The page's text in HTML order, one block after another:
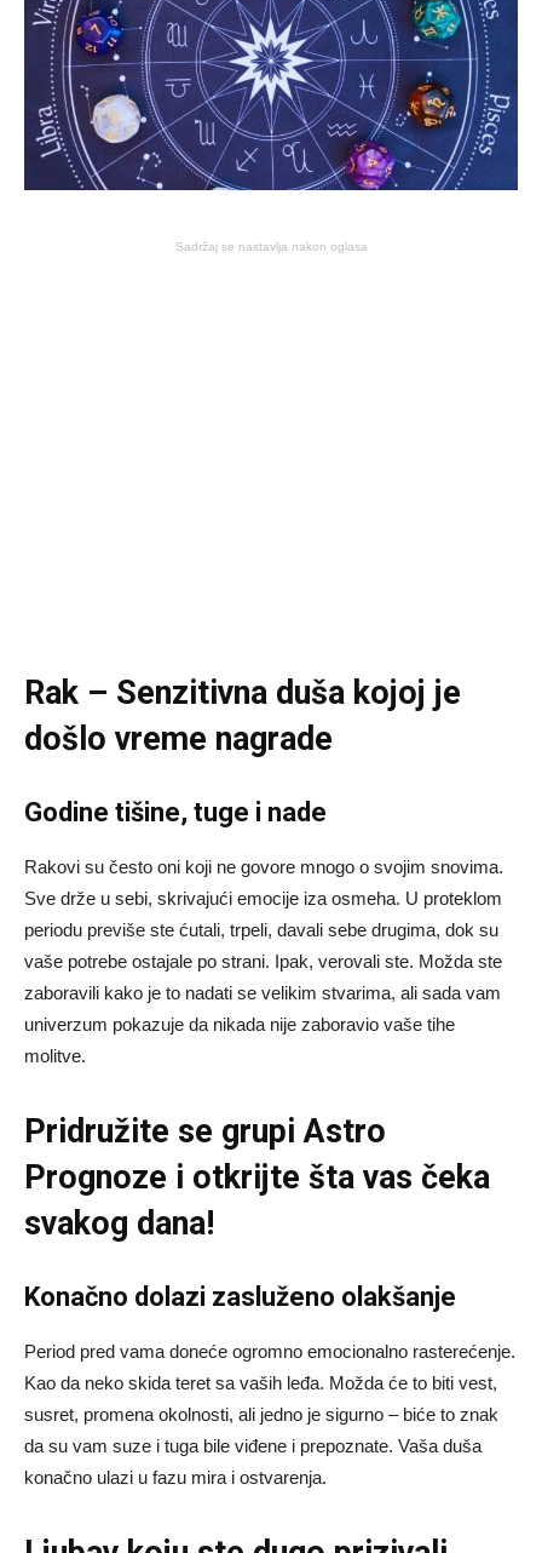
Sadržaj se nastavlja nakon oglasa
Rak – Senzitivna duša kojoj je
došlo vreme nagrade
Godine tišine, tuge i nade
Rakovi su često oni koji ne govore mnogo o svojim snovima.
Sve drže u sebi, skrivajući emocije iza osmeha. U proteklom
periodu previše ste ćutali, trpeli, davali sebe drugima, dok su
vaše potrebe ostajale po strani. Ipak, verovali ste. Možda ste
zaboravili kako je to nadati se velikim stvarima, ali sada vam
univerzum pokazuje da nikada nije zaboravio vaše tihe
molitve.
Pridružite se grupiAstro
Prognoze i otkrijte šta vas čeka
svakog dana!
Konačno dolazi zasluženo olakšanje
Period pred vama doneće ogromno emocionalno rasterećenje.
Kao da neko skida teret sa vaših leđa. Možda će to biti vest,
susret, promena okolnosti, ali jedno je sigurno – biće to znak
da su vam suze i tuga bile viđene i prepoznate. Vaša duša
konačno ulazi u fazu mira i ostvarenja.